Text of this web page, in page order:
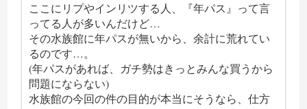
ここにリプやインリツする人、『年パス』って言
ってる人が多いんだけど…
その水族館に年パスが無いから、余計に荒れてい
るのです…。
(年パスがあれば、ガチ勢はきっとみんな買うから
問題にならない)
水族館の今回の件の目的が本当にそうなら、仕方